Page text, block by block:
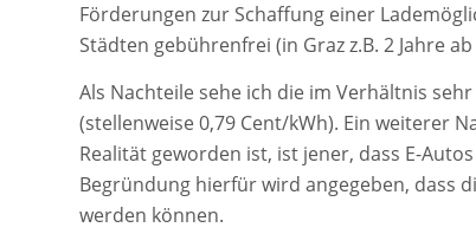
Förderungen zur Schaffung einer
Städten gebührenfrei (in Graz z.B. 2 Jahre ab
Als Nachteile sehe ich die im Verhältnis
(stellenweise 0,79 Cent/kWh). Ein weiterer
Realität geworden ist, ist jener, dass E-
Begründung hierfür wird angegeben, dass
werden können.